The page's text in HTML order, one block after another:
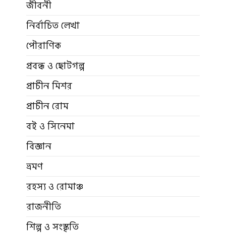
জীবনী
নির্বাচিত লেখা
পৌরাণিক
প্রবন্ধ ও ছোটগল্প
প্রাচীন মিশর
প্রাচীন রোম
বই ও সিনেমা
বিজ্ঞান
ভ্রমণ
রহস্য ও রোমাঞ্চ
রাজনীতি
শিল্প ও সংস্কৃতি